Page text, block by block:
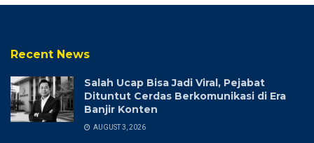
Recent News
Salah Ucap Bisa Jadi Viral, Pejabat
Dituntut Cerdas Berkomunikasi di Era
Banjir Konten
AUGUST 3, 2026